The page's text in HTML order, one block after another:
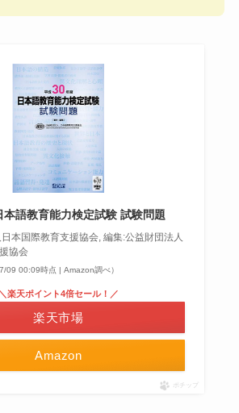
語教育能力検定試験 試験問題
本国際教育支援協会, 編集:公益財団法人
協会
09 00:09時点 | Amazon調べ）
Amazon
＼楽天ポイント4倍セール！／
楽天市場
ポチップ